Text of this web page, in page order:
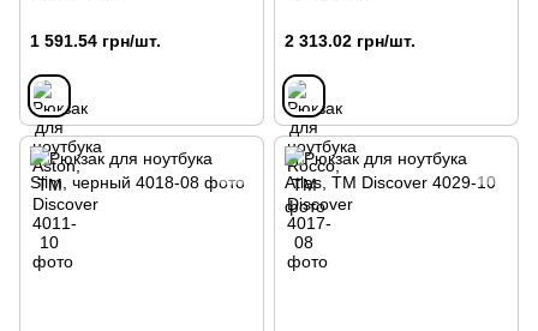
1 591.54 грн/шт. 2 313.02 грн/шт.